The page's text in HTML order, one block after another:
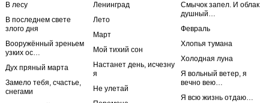
В лесу
В последнем свете
злого дня
Вооружённый зреньем
узких ос…
Дух пряный марта
Замело тебя, счастье,
снегами
Ленинград
Лето
Март
Мой тихий сон
Настанет день, исчезну
я
Не улетай
Смычок запел. И облак
душный…
Февраль
Хлопья тумана
Холодная луна
Я вольный ветер, я
вечно вею…
Я всю жизнь отдаю…